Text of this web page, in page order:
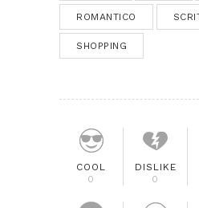
ROMANTICO
SHOPPING
COOL
0
DISLIKE
0